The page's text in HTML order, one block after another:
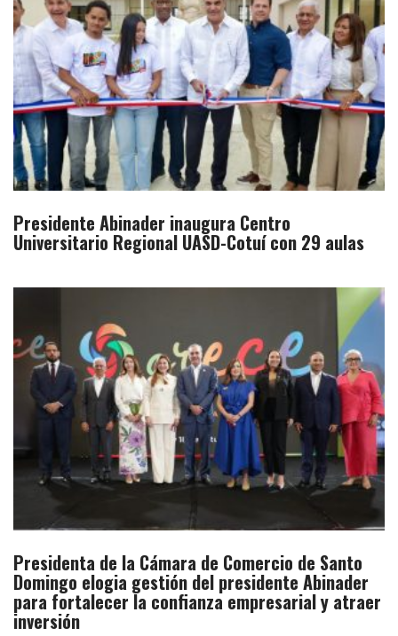
Presidente Abinader inaugura Centro
Universitario Regional UASD-Cotuí con 29 aulas
Presidenta de la Cámara de Comercio de Santo
Domingo elogia gestión del presidente Abinader
para fortalecer la confianza empresarial y atraer
inversión